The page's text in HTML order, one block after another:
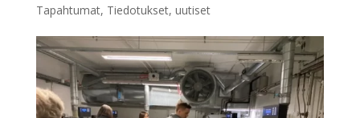
Tapahtumat, Tiedotukset, uutiset